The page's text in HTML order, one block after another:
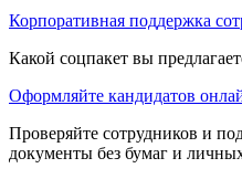
Корпоративная поддержка
Какой соцпакет вы
Оформляйте кандидатов
Проверяйте сотрудников и
документы без бумаг и